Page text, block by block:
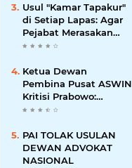
Proporsional:
Restoratif untuk
Lemah, Tegas untuk
Narkoba & Oknum
Usul "Kamar Tapakur"
di Setiap Lapas: Agar
Pejabat Merasakan
Suasana Penjara, Tak
Menyalahgunakan
Amanah
Ketua Dewan
Pembina Pusat ASWIN
Kritisi Prabowo:
Evaluasi Pendirian
Mendesak Sebaiknya
Dibatalkan
PAI TOLAK USULAN
DEWAN ADVOKAT
NASIONAL